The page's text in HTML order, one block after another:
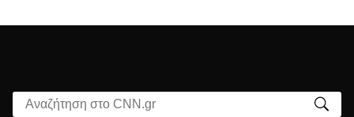
Αναζήτηση στο CNN.gr